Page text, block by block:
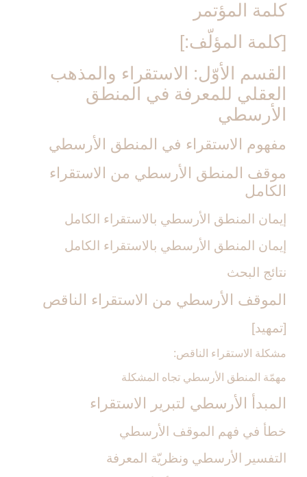
كلمة المؤتمر
[كلمة المؤلّف:]
القسم الأوّل: الاستقراء والمذهب
العقلي للمعرفة في المنطق
الأرسطي‏
مفهوم الاستقراء في المنطق الأرسطي
موقف المنطق الأرسطي من الاستقراء
الكامل‏
إيمان المنطق الأرسطي بالاستقراء الكامل
إيمان المنطق الأرسطي بالاستقراء الكامل
نتائج البحث
الموقف الأرسطي من الاستقراء الناقص‏
[تمهيد]
مشكلة الاستقراء الناقص:
مهمّة المنطق الأرسطي تجاه المشكلة
المبدأ الأرسطي لتبرير الاستقراء
خطأ في فهم الموقف الأرسطي
التفسير الأرسطي ونظريّة المعرفة